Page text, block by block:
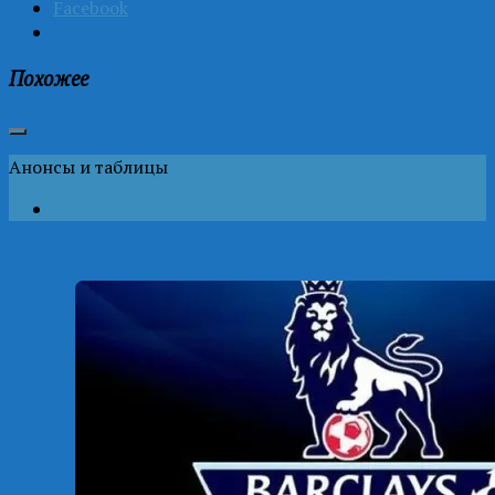
Facebook
Похожее
Анонсы и таблицы